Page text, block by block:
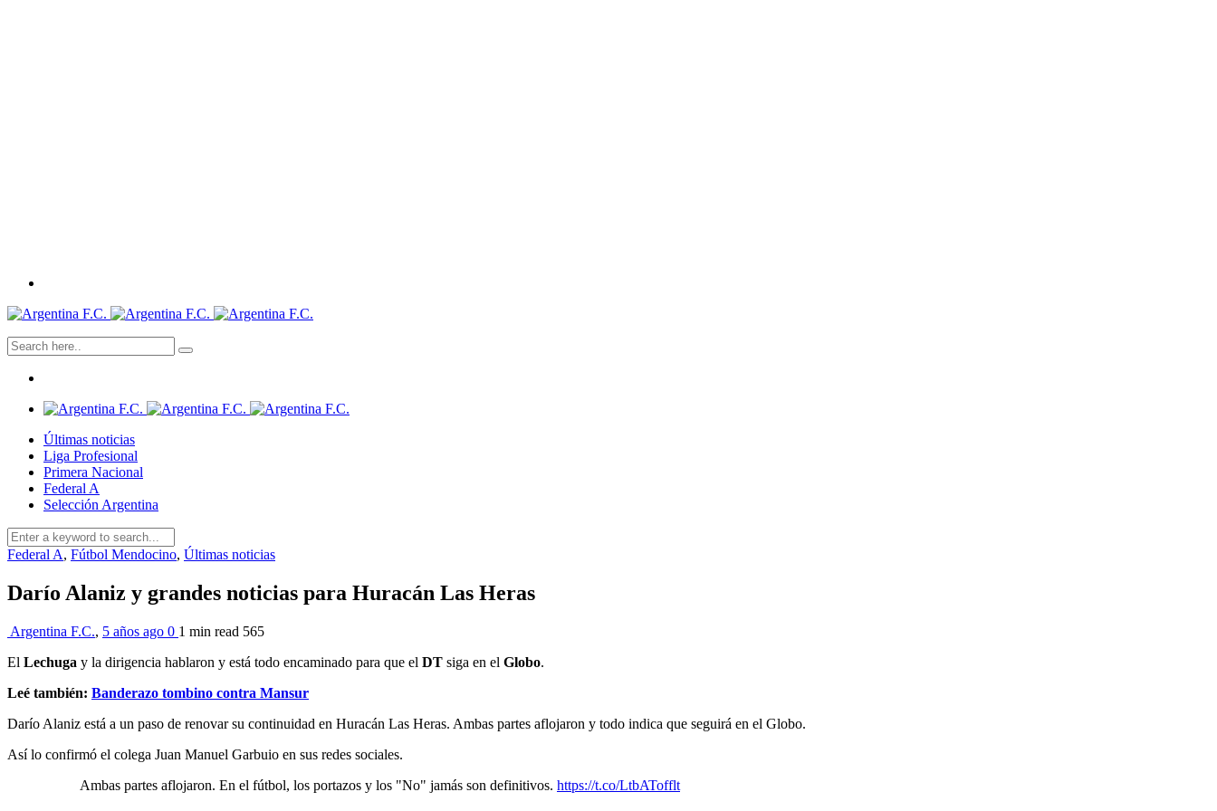
Últimas noticias
Liga Profesional
Primera Nacional
Federal A
Selección Argentina
Federal A, Fútbol Mendocino, Últimas noticias
Darío Alaniz y grandes noticias para Huracán Las Heras
Argentina F.C., 5 años ago 0 1 min read 565
El Lechuga y la dirigencia hablaron y está todo encaminado para que el DT siga en el Globo.
Leé también: Banderazo tombino contra Mansur
Darío Alaniz está a un paso de renovar su continuidad en Huracán Las Heras. Ambas partes aflojaron y todo indica que seguirá en el Globo.
Así lo confirmó el colega Juan Manuel Garbuio en sus redes sociales.
Ambas partes aflojaron. En el fútbol, los portazos y los "No" jamás son definitivos. https://t.co/LtbATofflt